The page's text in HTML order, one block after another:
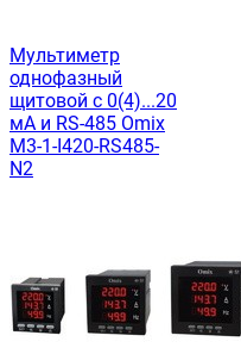
Мультиметр
однофазный
щитовой c 0(4)...20
мА и RS-485 Omix
M3-1-I420-RS485-
N2